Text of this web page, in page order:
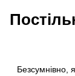
Безсумнівно,